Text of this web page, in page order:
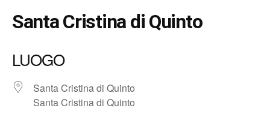
Santa Cristina di Quinto
LUOGO
Santa Cristina di Quinto
Santa Cristina di Quinto